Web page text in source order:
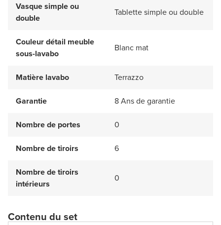
Vasque simple ou
double
Tablette simple ou double
Couleur détail meuble
sous-lavabo
Blanc mat
Matière lavabo Terrazzo
Garantie 8 Ans de garantie
Nombre de portes 0
Nombre de tiroirs 6
Nombre de tiroirs
intérieurs
0
Contenu du set